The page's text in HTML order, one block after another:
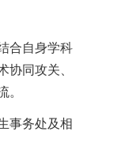
合自身学科
协同攻关、
。
事务处及相